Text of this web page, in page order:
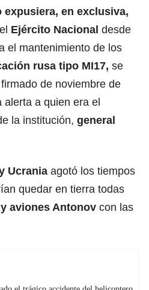
expusiera, en exclusiva,
Ejército Nacional desde
el mantenimiento de los
rusa tipo MI17, se
de noviembre de
alerta a quien era el
la institución, general
Ucrania agotó los tiempos
quedar en tierra todas
aviones Antonov con las